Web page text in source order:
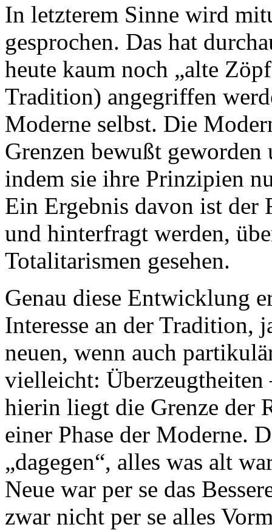
In letzterem Sinne wird
gesprochen. Das hat
heute kaum noch „alte
Tradition) angegriffen
Moderne selbst. Die
Grenzen bewußt
indem sie ihre Prinzipien
Ein Ergebnis davon ist
und hinterfragt werden,
Totalitarismen gesehen.
Genau diese Entwicklung
Interesse an der Tradition,
neuen, wenn auch
vielleicht:
hierin liegt die Grenze der
einer Phase der Moderne.
„dagegen“, alles was alt
Neue war per se das
zwar nicht per se alles